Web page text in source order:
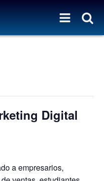
Digital
a empresarios,